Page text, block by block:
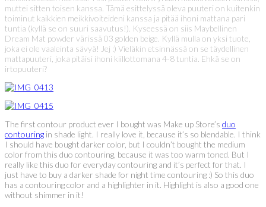
muttei sitten toisen kanssa. Tämä esittelyssä oleva puuteri on kuitenkin
toiminut kaikkien meikkivoiteideni kanssa ja pitää ihoni mattana pari
tuntia (kyllä se on suuri saavutus!). Kyseessä on siis Maybellinen
Dream Mat powder värissä 03 golden beige. Kyllä mulla on yksi tuote,
joka ei ole vaaleinta sävyä! Jej :) Vieläkin etsinnässä on se täydellinen
mattapuuteri, joka pitäisi ihoni kiillottomana 4-8 tuntia. Ehkä se on
irtopuuteri?
The first contour product ever I bought was Make up Store’s duo
contouring in shade light. I really love it, because it’s so blendable. I think
I should have bought darker color, but I couldn’t bought the medium
color from this duo contouring, because it was too warm toned. But I
really like this duo for everyday contouring and it’s perfect for that. I
just have to buy a darker shade for night time contouring :) So this duo
has a contouring color and a highlighter in it. Highlight is also a good one
without shimmer in it!